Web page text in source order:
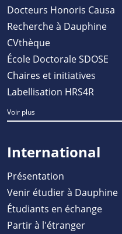
Docteurs Honoris Causa
Recherche à Dauphine
CVthèque
École Doctorale SDOSE
Chaires et initiatives
Labellisation HRS4R
Voir plus
International
Présentation
Venir étudier à Dauphine
Étudiants en échange
Partir à l'étranger